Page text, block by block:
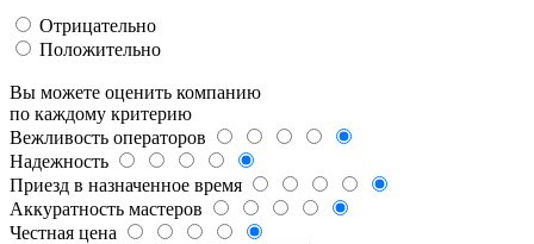
Отрицательно
Положительно
Вы можете оценить компанию
по каждому критерию
Вежливость операторов
Надежность
Приезд в назначенное время
Аккуратность мастеров
Честная цена